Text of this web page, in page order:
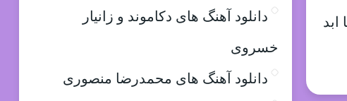
دانلود آهنگ های دکاموند و زانیار
خسروی
دانلود آهنگ های محمدرضا منصوری